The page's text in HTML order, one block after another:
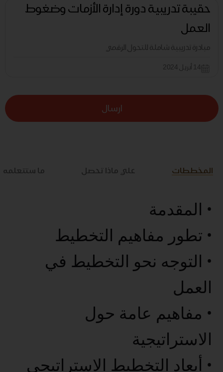
حقيبة تدريبية دورة إدارة الأزمات وضغوط
العمل
مبادرة تدريبية شاملة للتحول الرقمي
14 أبريل 2024
ارسال
المخططات علي ماذا تحصل ما ستتعلمه
• المقدمة
• تطور مفاهيم التخطيط
• التوجه نحو التخطيط في
العمل
• مفاهيم عامة حول
الاستراتيجية
• أبعاد التخطيط الاستراتيجي